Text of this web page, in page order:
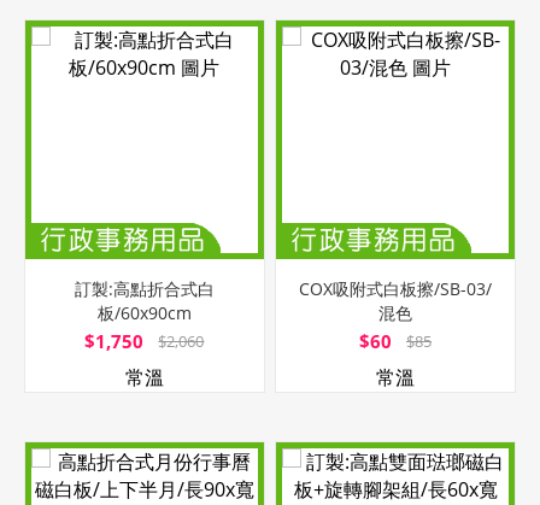
訂製:高點折合式白
板/60x90cm
$1,750 $2,060
常溫
COX吸附式白板擦/SB-03/
混色
$60 $85
常溫